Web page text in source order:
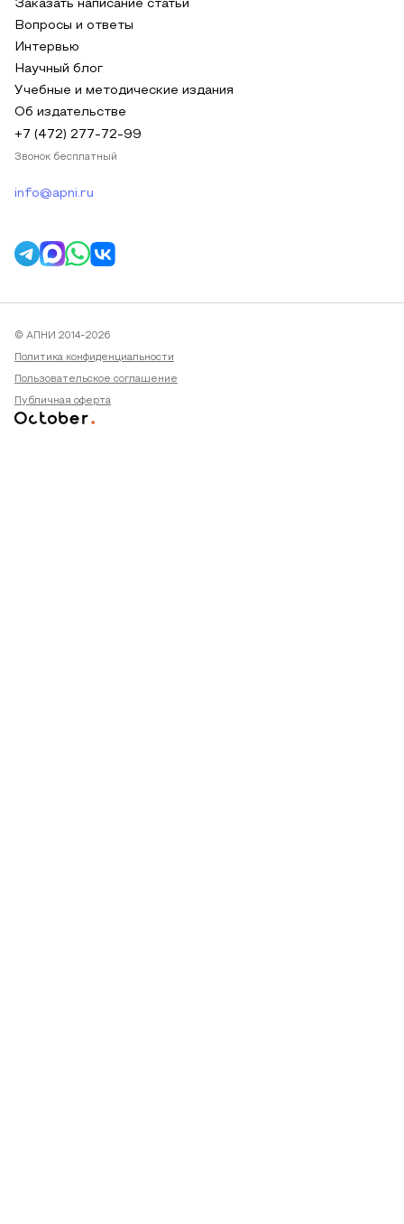
Заказать написание статьи
Вопросы и ответы
Интервью
Научный блог
Учебные и методические издания
Об издательстве
+7 (472) 277-72-99
Звонок бесплатный
info@apni.ru
© АПНИ 2014-2026
Политика конфиденциальности
Пользовательское соглашение
Публичная оферта